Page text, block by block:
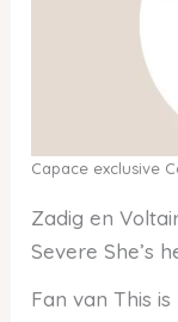
Capace exclusive
Zadig en
Severe She’s
Fan van This